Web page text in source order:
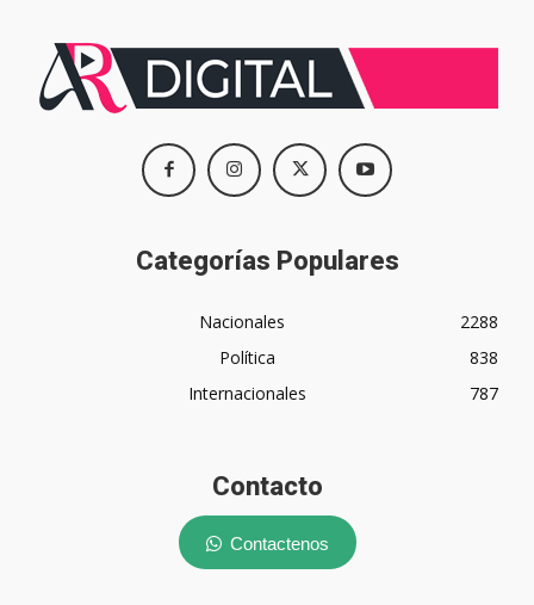
Categorías Populares
Nacionales
2288
Política
838
Internacionales
787
Contacto
Contactenos